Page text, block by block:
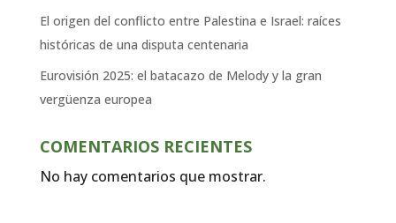
El origen del conflicto entre Palestina e Israel: raíces
históricas de una disputa centenaria
Eurovisión 2025: el batacazo de Melody y la gran
vergüenza europea
COMENTARIOS RECIENTES
No hay comentarios que mostrar.